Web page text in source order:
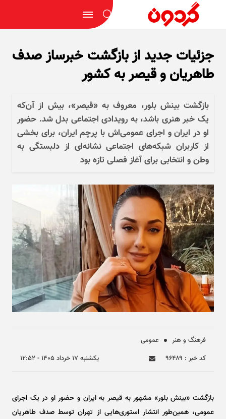
جزئیات جدید از بازگشت خبرساز صدف
طاهریان و قیصر به کشور
بازگشت بینش بلور، معروف به «قیصر»، بیش از آن‌که
یک خبر هنری باشد، به رویدادی اجتماعی بدل شد. حضور
او در ایران و اجرای عمومی‌اش با پرچم ایران، برای بخشی
از کاربران شبکه‌های اجتماعی نشانه‌ای از دلبستگی به
وطن و انتخابی برای آغاز فصلی تازه بود
فرهنگ و هنر
عمومی
کد خبر : ۹۶۴۸۹
يکشنبه ۱۷ خرداد ۱۴۰۵ - ۱۲:۵۲
بازگشت «بینش بلور» مشهور به قیصر به ایران و حضور او در یک اجرای
عمومی، همین‌طور انتشار استوری‌هایی از تهران توسط صدف طاهریان